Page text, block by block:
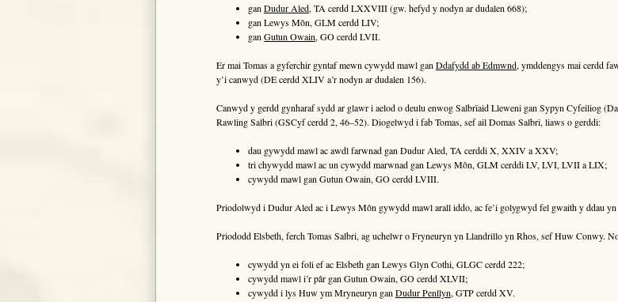
gan Dudur Aled, TA cerdd LXXVIII (gw. hefyd y nodyn ar dudalen 668);
gan Lewys Môn, GLM cerdd LIV;
gan Gutun Owain, GO cerdd LVII.
Er mai Tomas a gyferchir gyntaf mewn cywydd mawl gan Ddafydd ab Edmwnd, ymddengys mai cerdd
y’i canwyd (DE cerdd XLIV a’r nodyn ar dudalen 156).
Canwyd y gerdd gynharaf sydd ar glawr i aelod o deulu enwog Salbrïaid Lleweni gan Sypyn Cyfeiliog
Rawling Salbri (GSCyf cerdd 2, 46–52). Diogelwyd i fab Tomas, sef ail Domas Salbri, liaws o gerddi:
dau gywydd mawl ac awdl farwnad gan Dudur Aled, TA cerddi X, XXIV a XXV;
tri chywydd mawl ac un cywydd marwnad gan Lewys Môn, GLM cerddi LV, LVI, LVII a LIX;
cywydd mawl gan Gutun Owain, GO cerdd LVIII.
Priodolwyd i Dudur Aled ac i Lewys Môn gywydd mawl arall iddo, ac fe’i golygwyd fel gwaith y ddau
Priododd Elsbeth, ferch Tomas Salbri, ag uchelwr o Fryneuryn yn Llandrillo yn Rhos, sef Huw Conwy.
cywydd yn ei foli ef ac Elsbeth gan Lewys Glyn Cothi, GLGC cerdd 222;
cywydd mawl i’r pâr gan Gutun Owain, GO cerdd XLVII;
cywydd i lys Huw ym Mryneuryn gan Dudur Penllyn, GTP cerdd XV.